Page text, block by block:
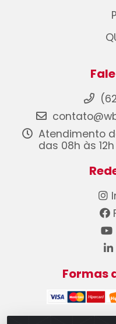
Atendimento
das 08h às
Formas